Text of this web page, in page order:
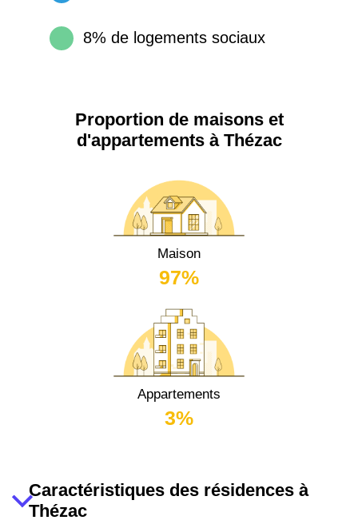
8% de logements sociaux
Proportion de maisons et
d'appartements à Thézac
Maison
97%
Appartements
3%
Caractéristiques des résidences à
Thézac